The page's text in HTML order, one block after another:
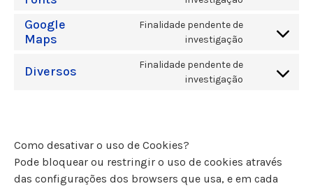
Google
Maps
Finalidade pendente de
investigação
Diversos
Finalidade pendente de
investigação
Como desativar o uso de Cookies?
Pode bloquear ou restringir o uso de cookies através
das configurações dos browsers que usa, e em cada